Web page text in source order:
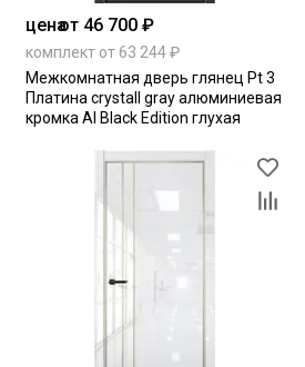
ценаот 46 700 ₽
комплект от 63 244 ₽
Межкомнатная дверь глянец Pt 3
Платина crystall gray алюминиевая
кромка Al Black Edition глухая